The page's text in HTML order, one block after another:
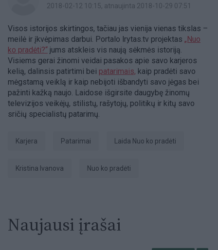
2018-02-12 10:15, atnaujinta 2018-10-29 07:51
Visos istorijos skirtingos, tačiau jas vienija vienas tikslas –
meilė ir įkvėpimas darbui. Portalo lrytas.tv projektas „Nuo
ko pradėti?“ jums atskleis vis naują sėkmės istoriją.
Visiems gerai žinomi veidai pasakos apie savo karjeros
kelią, dalinsis patirtimi bei patarimais, kaip pradėti savo
mėgstamą veiklą ir kaip nebijoti išbandyti savo jėgas bei
pažinti kažką naujo. Laidose išgirsite daugybę žinomų
televizijos veikėjų, stilistų, rašytojų, politikų ir kitų savo
sričių specialistų patarimų.
Karjera Patarimai laida Nuo ko pradėti
Kristina Ivanova Nuo ko pradėti
Naujausi įrašai